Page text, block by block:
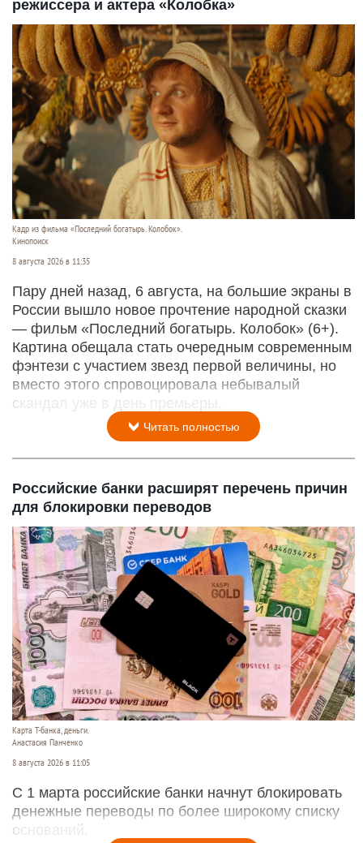
режиссера и актера «Колобка»
Кадр из фильма «Последний богатырь. Колобок».
Кинопоиск
8 августа 2026 в 11:35
Пару дней назад, 6 августа, на большие экраны в
России вышло новое прочтение народной сказки
— фильм «Последний богатырь. Колобок» (6+).
Картина обещала стать очередным современным
фэнтези с участием звезд первой величины, но
вместо этого спровоцировала небывалый
скандал уже в день премьеры.
Читать полностью
Российские банки расширят перечень причин
для блокировки переводов
Карта Т-банка, деньги.
Анастасия Панченко
8 августа 2026 в 11:05
С 1 марта российские банки начнут блокировать
денежные переводы по более широкому списку
оснований.